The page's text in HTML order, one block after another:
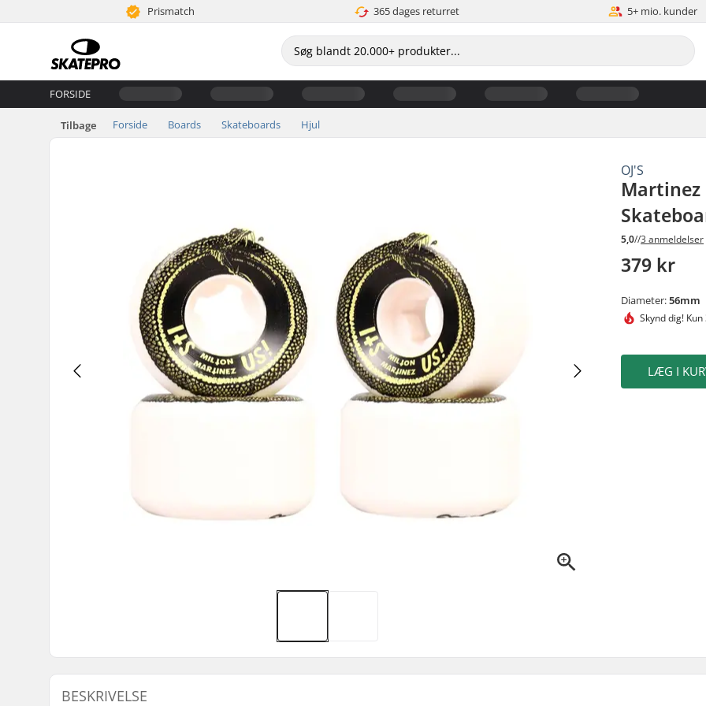
Prismatch 365 dages returret 5+ mio. kunder
FORSIDE
Tilbage Forside Boards Skateboards Hjul
OJ'S
Martinez
5,0//3 anmeldelser
379 kr
Diameter:56mm
Skynd dig!
LÆG I
BESKRIVELSE